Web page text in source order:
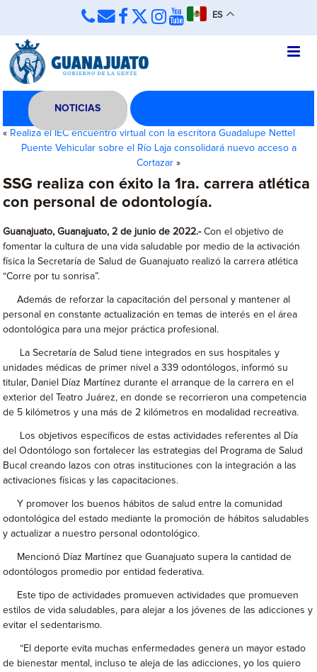
ES
NOTICIAS
« Realiza el IEC encuentro virtual con la escritora Guadalupe Nettel
Puente Vehicular sobre el Río Laja consolidará nuevo acceso a
Cortazar »
SSG realiza con éxito la 1ra. carrera atlética
con personal de odontología.
Guanajuato, Guanajuato, 2 de junio de 2022.-Con el objetivo de
fomentar la cultura de una vida saludable por medio de la activación
física la Secretaría de Salud de Guanajuato realizó la carrera atlética
“Corre por tu sonrisa”.
Además de reforzar la capacitación del personal y mantener al
personal en constante actualización en temas de interés en el área
odontológica para una mejor práctica profesional.
La Secretaría de Salud tiene integrados en sus hospitales y
unidades médicas de primer nivel a 339 odontólogos, informó su
titular, Daniel Díaz Martínez durante el arranque de la carrera en el
exterior del Teatro Juárez, en donde se recorrieron una competencia
de 5 kilómetros y una más de 2 kilómetros en modalidad recreativa.
Los objetivos específicos de estas actividades referentes al Día
del Odontólogo son fortalecer las estrategias del Programa de Salud
Bucal creando lazos con otras instituciones con la integración a las
activaciones físicas y las capacitaciones.
Y promover los buenos hábitos de salud entre la comunidad
odontológica del estado mediante la promoción de hábitos saludables
y actualizar a nuestro personal odontológico.
Mencionó Díaz Martínez que Guanajuato supera la cantidad de
odontólogos promedio por entidad federativa.
Este tipo de actividades promueven actividades que promueven
estilos de vida saludables, para alejar a los jóvenes de las adicciones y
evitar el sedentarismo.
“El deporte evita muchas enfermedades genera un mayor estado
de bienestar mental, incluso te aleja de las adicciones, yo los quiero